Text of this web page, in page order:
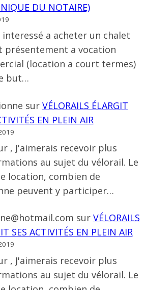
DU NOTAIRE)
interessé a acheter un chalet
présentement a vocation
(location a court termes)
but…
sur VÉLORAILS ÉLARGIT
EN PLEIN AIR
, J'aimerais recevoir plus
au sujet du vélorail. Le
location, combien de
peuvent y participer…
sur VÉLORAILS
SES ACTIVITÉS EN PLEIN AIR
, J'aimerais recevoir plus
au sujet du vélorail. Le